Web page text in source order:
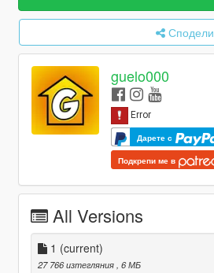
Сподели
guelo000
Дарете с
Подкрепи ме в
All Versions
1 (current)
27 766 изтегляния, 6 МБ